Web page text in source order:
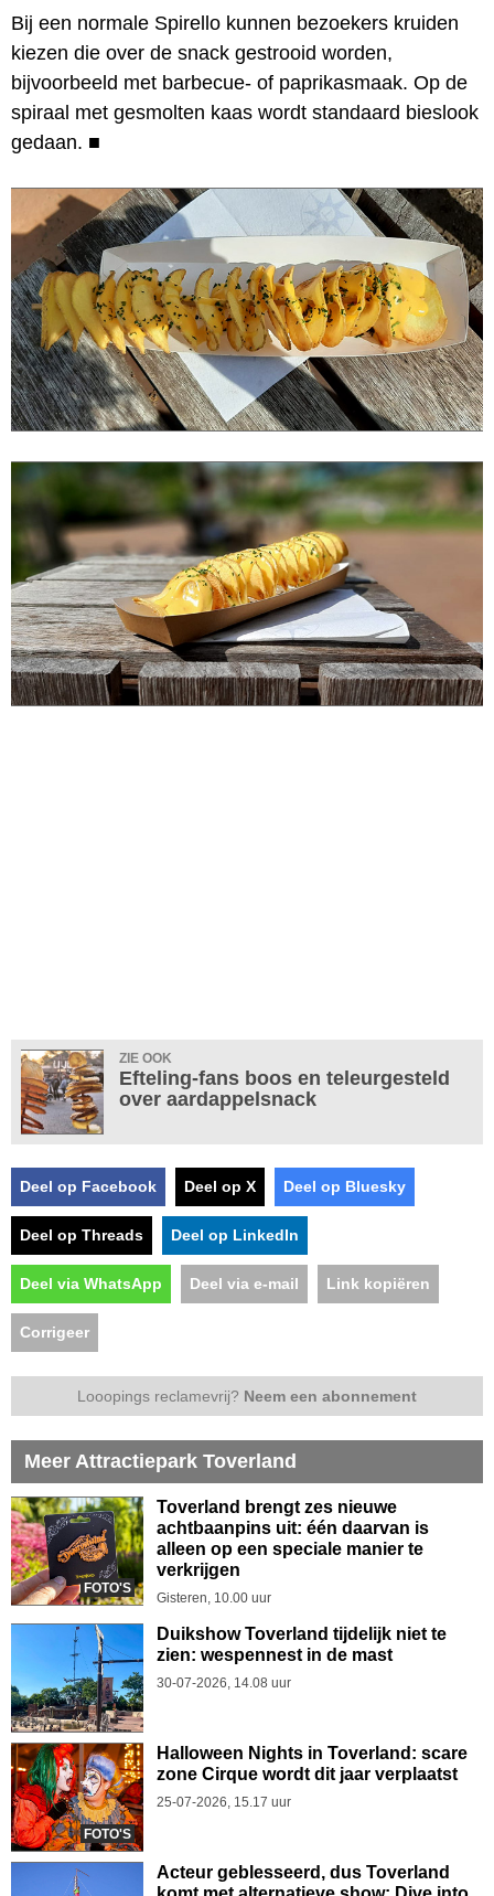
Bij een normale Spirello kunnen bezoekers kruiden
kiezen die over de snack gestrooid worden,
bijvoorbeeld met barbecue- of paprikasmaak. Op de
spiraal met gesmolten kaas wordt standaard bieslook
gedaan. ■
ZIE OOK
Efteling-fans boos en teleurgesteld
over aardappelsnack
Deel op Facebook Deel op X Deel op Bluesky
Deel op Threads Deel op LinkedIn
Deel via WhatsApp Deel via e-mail Link kopiëren
Corrigeer
Looopings reclamevrij? Neem een abonnement
Meer Attractiepark Toverland
FOTO'S
Toverland brengt zes nieuwe
achtbaanpins uit: één daarvan is
alleen op een speciale manier te
verkrijgen
Gisteren, 10.00 uur
Duikshow Toverland tijdelijk niet te
zien: wespennest in de mast
30-07-2026, 14.08 uur
FOTO'S
Halloween Nights in Toverland: scare
zone Cirque wordt dit jaar verplaatst
25-07-2026, 15.17 uur
Acteur geblesseerd, dus Toverland